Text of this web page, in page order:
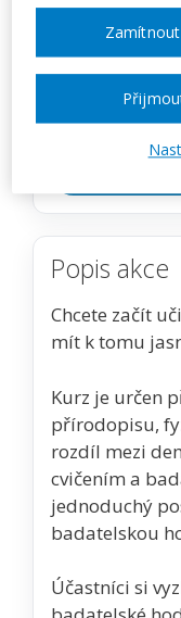
CENA
1950 Kč
Popis akce
Chcete začít
mít k tomu
Kurz je určen
přírodopisu,
rozdíl mezi
cvičením a
jednoduchý
badatelskou
Účastníci si